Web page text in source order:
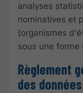
analyses
nominatives et
(organismes
sous une forme
Règlement
des données